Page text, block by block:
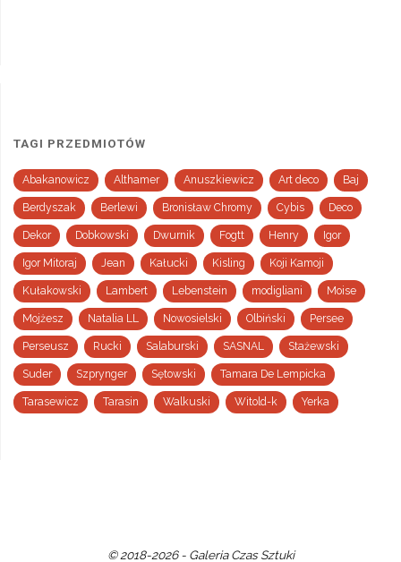
TAGI PRZEDMIOTÓW
Abakanowicz Althamer Anuszkiewicz Art deco Baj
Berdyszak Berlewi Bronisław Chromy Cybis Deco
Dekor Dobkowski Dwurnik Fogtt Henry Igor
Igor Mitoraj Jean Kałucki Kisling Koji Kamoji
Kułakowski Lambert Lebenstein modigliani Moise
Mojżesz Natalia LL Nowosielski Olbiński Persee
Perseusz Rucki Salaburski SASNAL Stażewski
Suder Szprynger Sętowski Tamara De Lempicka
Tarasewicz Tarasin Walkuski Witold-k Yerka
© 2018-2026 - Galeria Czas Sztuki